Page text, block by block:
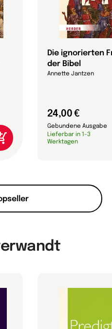
Die ignorierten
der Bibel
Annette Jantzen
24,00 €
Gebundene Ausgabe
Lieferbar in 1-3
Werktagen